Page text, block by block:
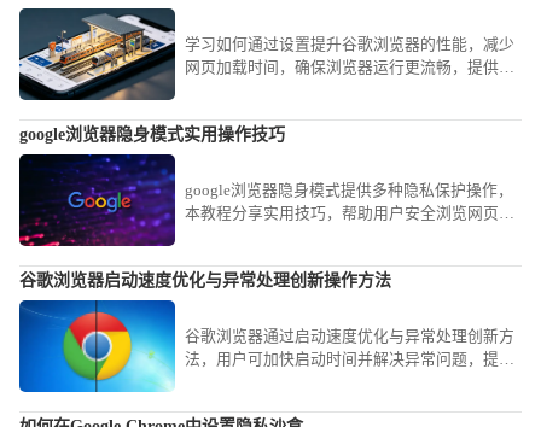
学习如何通过设置提升谷歌浏览器的性能，减少
网页加载时间，确保浏览器运行更流畅，提供更
google浏览器隐身模式实用操作技巧
google浏览器隐身模式提供多种隐私保护操作，
本教程分享实用技巧，帮助用户安全浏览网页并
谷歌浏览器启动速度优化与异常处理创新操作方法
谷歌浏览器通过启动速度优化与异常处理创新方
法，用户可加快启动时间并解决异常问题，提升